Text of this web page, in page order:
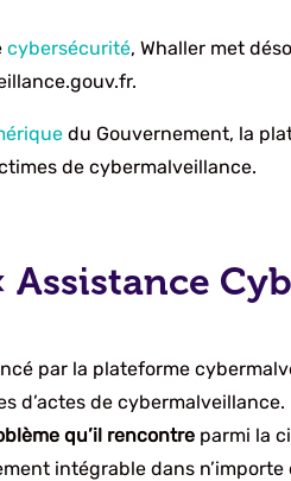
cybersécurité, Whaller met
du Gouvernement, la
de cybermalveillance.
Assistance
par la plateforme
d’actes de
qu’il rencontre parmi la
intégrable dans n’importe